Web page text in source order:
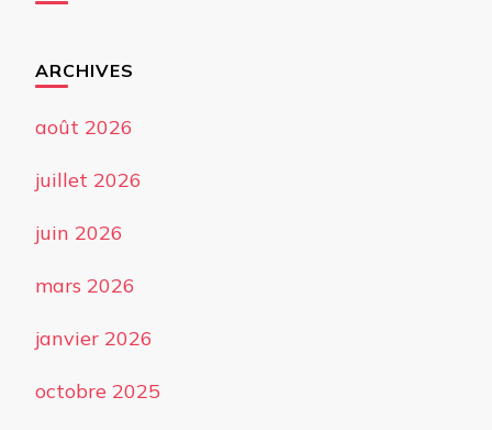
ARCHIVES
août 2026
juillet 2026
juin 2026
mars 2026
janvier 2026
octobre 2025